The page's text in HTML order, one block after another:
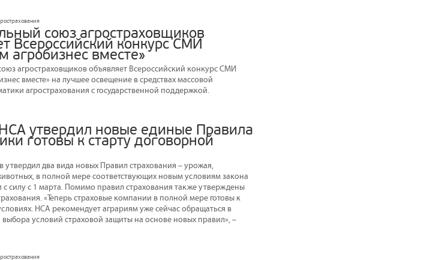
союз агростраховщиков
Всероссийский конкурс СМИ
агробизнес вместе»
агростраховщиков объявляет Всероссийский конкурс СМИ
вместе» на лучшее освещение в средствах массовой
агрострахования с государственной поддержкой.
утвердил новые единые Правила
готовы к старту договорной
два вида новых Правил страхования – урожая,
в полной мере соответствующих новым условиям закона
силу с 1 марта. Помимо правил страхования также утверждены
«Теперь страховые компании в полной мере готовы к
НСА рекомендует аграриям уже сейчас обращаться в
условий страховой защиты на основе новых правил», –